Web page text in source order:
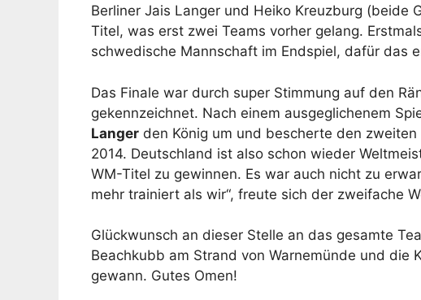
Berliner Jais Langer und Heiko Kreuzburg (beide
Titel, was erst zwei Teams vorher gelang.
schwedische Mannschaft im Endspiel, dafür das
Das Finale war durch super Stimmung auf den
gekennzeichnet. Nach einem ausgeglichenem
Langer den König um und bescherte den zweiten
2014. Deutschland ist also schon wieder
WM-Titel zu gewinnen. Es war auch nicht zu
mehr trainiert als wir“, freute sich der zweifache
Glückwunsch an dieser Stelle an das gesamte
Beachkubb am Strand von Warnemünde und die
gewann. Gutes Omen!